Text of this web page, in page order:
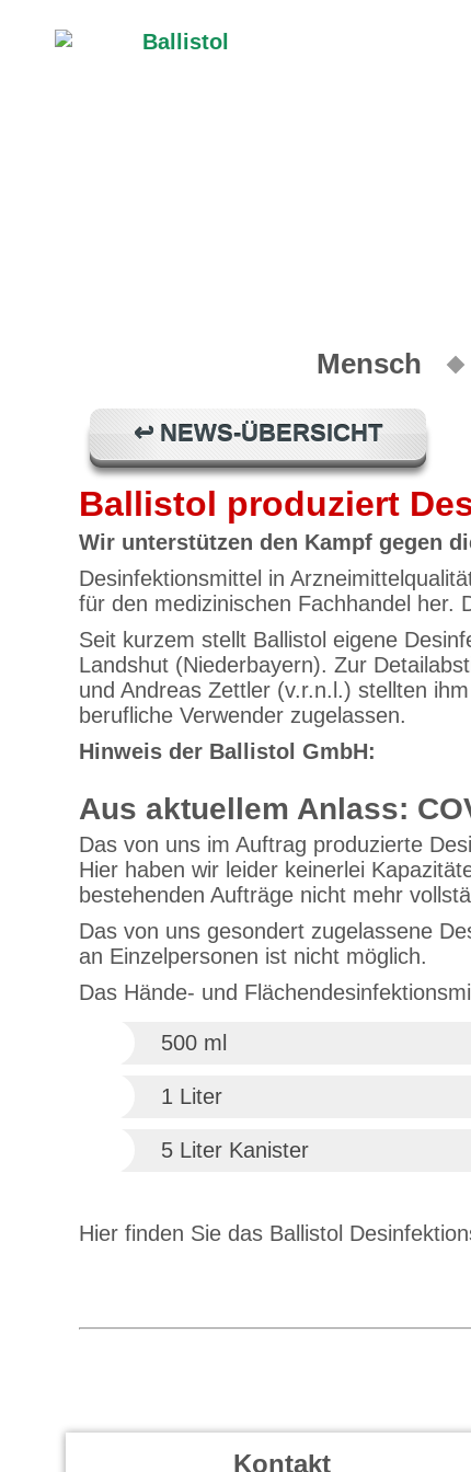
Mensch
↩ NEWS-ÜBERSICHT
Ballistol produziert
Wir unterstützen den Kampf gegen
Desinfektionsmittel in
für den medizinischen Fachhandel her.
Seit kurzem stellt Ballistol eigene
Landshut (Niederbayern). Zur
und Andreas Zettler (v.r.n.l.) stellten
berufliche Verwender zugelassen.
Hinweis der Ballistol GmbH:
Aus aktuellem Anlass:
Das von uns im Auftrag produzierte
Hier haben wir leider keinerlei
bestehenden Aufträge nicht mehr
Das von uns gesondert zugelassene
an Einzelpersonen ist nicht möglich.
Das Hände- und
500 ml
1 Liter
5 Liter Kanister
Hier finden Sie das Ballistol
Kontakt